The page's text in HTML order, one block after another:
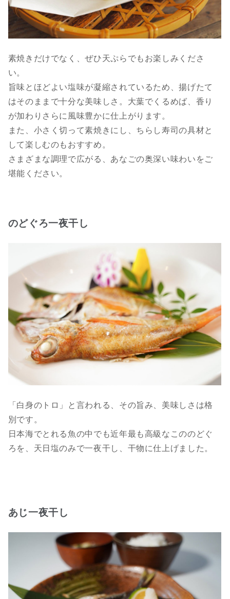
素焼きだけでなく、ぜひ天ぷらでもお楽しみくださ
い。
旨味とほどよい塩味が凝縮されているため、揚げたて
はそのままで十分な美味しさ。大葉でくるめば、香り
が加わりさらに風味豊かに仕上がります。
また、小さく切って素焼きにし、ちらし寿司の具材と
して楽しむのもおすすめ。
さまざまな調理で広がる、あなごの奥深い味わいをご
堪能ください。
のどぐろ一夜干し
「白身のトロ」と言われる、その旨み、美味しさは格
別です。
日本海でとれる魚の中でも近年最も高級なこののどぐ
ろを、天日塩のみで一夜干し、干物に仕上げました。
あじ一夜干し